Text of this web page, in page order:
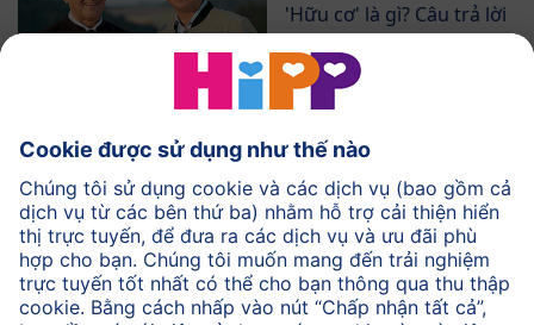
'Hữu cơ' là gì? Câu trả lời
Canh tác rau hữu cơ
rau hữu cơ
Liên hệ
Nếu bạn có câu hỏi, vui
lòng để lại tin nhắn